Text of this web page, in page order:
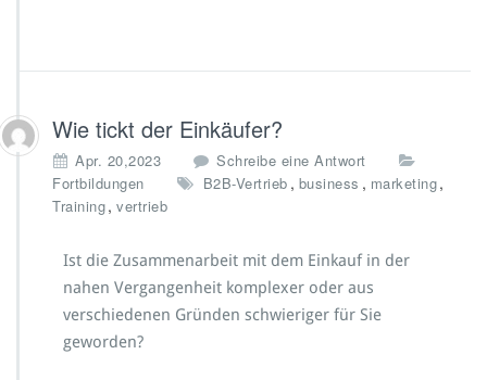
Wie tickt der Einkäufer?
Apr. 20,2023
Schreibe eine Antwort
Fortbildungen
B2B-Vertrieb , business , marketing,
Training, vertrieb
Ist die Zusammenarbeit mit dem Einkauf in der
nahen Vergangenheit komplexer oder aus
verschiedenen Gründen schwieriger für Sie
geworden?